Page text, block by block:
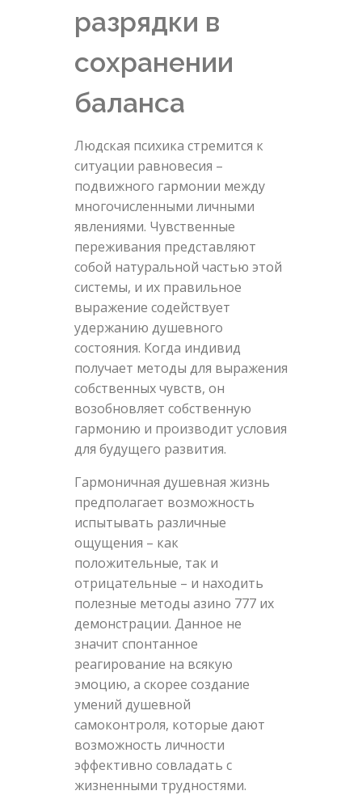
разрядки в
сохранении
баланса
Людская психика стремится к
ситуации равновесия –
подвижного гармонии между
многочисленными личными
явлениями. Чувственные
переживания представляют
собой натуральной частью этой
системы, и их правильное
выражение содействует
удержанию душевного
состояния. Когда индивид
получает методы для выражения
собственных чувств, он
возобновляет собственную
гармонию и производит условия
для будущего развития.
Гармоничная душевная жизнь
предполагает возможность
испытывать различные
ощущения – как
положительные, так и
отрицательные – и находить
полезные методы азино 777 их
демонстрации. Данное не
значит спонтанное
реагирование на всякую
эмоцию, а скорее создание
умений душевной
самоконтроля, которые дают
возможность личности
эффективно совладать с
жизненными трудностями.